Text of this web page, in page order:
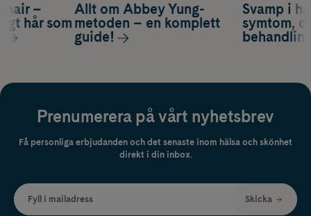
Svamp i
symtom,
hair –
hår som
Allt om Abbey Yung-
metoden – en komplett
guide!
Prenumerera på vårt nyhetsbrev
Få personliga erbjudanden och det senaste inom hälsa och skönhet
direkt i din inbox.
Fyll i mailadress Skicka